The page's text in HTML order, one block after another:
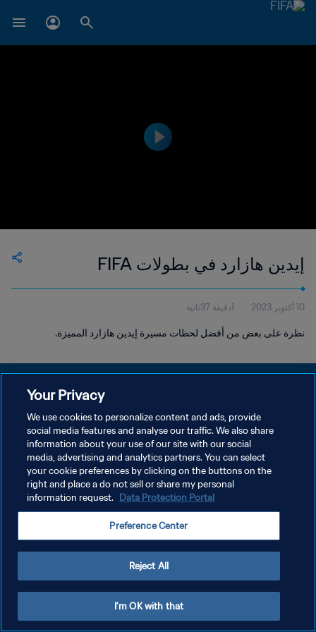
إيدين هازارد في بطولات FIFA
10 أكتوبر 2023 1دقيقة 37ثانية
نظرة على بعض من أفضل لحظات مسيرة إيدين هازارد المميزة.
سياسة الخصوصية
إدارة تفضيلات ملفات تعريف الارتباط
Your Privacy
We use cookies to personalize content and ads, provide
social media features and analyse our traffic. We also share
information about your use of our site with our social
media, advertising and analytics partners. You can select
your cookie preferences by clicking on the buttons on the
right and place a do not sell or share my personal
information request. Data Protection Portal
Preference Center
Reject All
I'm OK with that